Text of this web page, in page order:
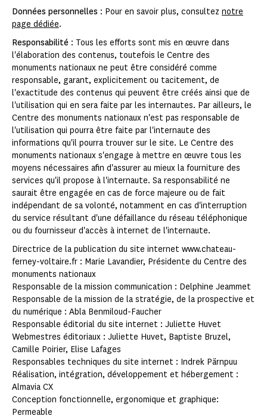
Données personnelles : Pour en savoir plus, consultez notre
page dédiée.
Responsabilité : Tous les efforts sont mis en œuvre dans
l'élaboration des contenus, toutefois le Centre des
monuments nationaux ne peut être considéré comme
responsable, garant, explicitement ou tacitement, de
l'exactitude des contenus qui peuvent être créés ainsi que de
l'utilisation qui en sera faite par les internautes. Par ailleurs, le
Centre des monuments nationaux n'est pas responsable de
l'utilisation qui pourra être faite par l'internaute des
informations qu'il pourra trouver sur le site. Le Centre des
monuments nationaux s'engage à mettre en œuvre tous les
moyens nécessaires afin d'assurer au mieux la fourniture des
services qu'il propose à l'internaute. Sa responsabilité ne
saurait être engagée en cas de force majeure ou de fait
indépendant de sa volonté, notamment en cas d'interruption
du service résultant d'une défaillance du réseau téléphonique
ou du fournisseur d'accès à internet de l'internaute.
Directrice de la publication du site internet www.chateau-
ferney-voltaire.fr : Marie Lavandier, Présidente du Centre des
monuments nationaux
Responsable de la mission communication : Delphine Jeammet
Responsable de la mission de la stratégie, de la prospective et
du numérique : Abla Benmiloud-Faucher
Responsable éditorial du site internet : Juliette Huvet
Webmestres éditoriaux : Juliette Huvet, Baptiste Bruzel,
Camille Poirier, Elise Lafages
Responsables techniques du site internet : Indrek Pärnpuu
Réalisation, intégration, développement et hébergement :
Almavia CX
Conception fonctionnelle, ergonomique et graphique:
Permeable